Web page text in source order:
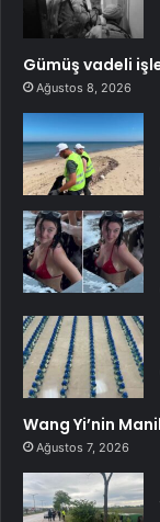
Gümüş vadeli
Ağustos 8, 2026
Wang Yi’nin
Ağustos 7, 2026